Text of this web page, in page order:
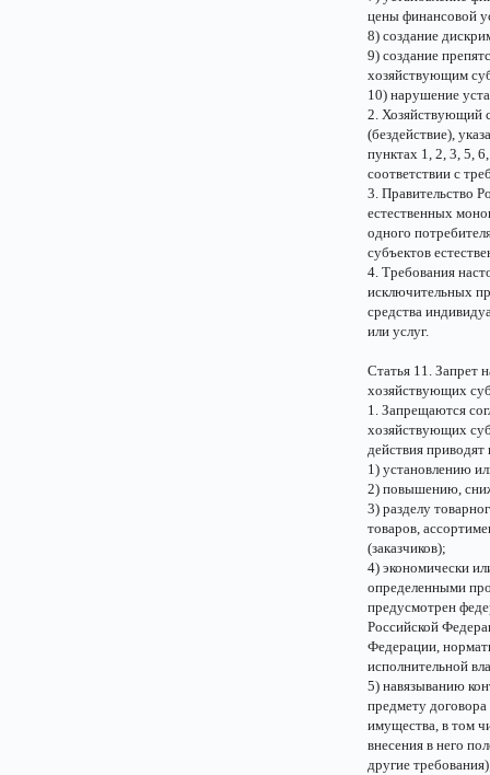
цены финансовой
8) создание
9) создание
хозяйствующим
10) нарушение
2. Хозяйствующий
(бездействие),
пунктах 1, 2, 3, 5,
соответствии с
3. Правительство
естественных
одного
субъектов
4. Требования
исключительных
средства
или услуг.
Статья 11. Запрет
хозяйствующих
1. Запрещаются
хозяйствующих
действия приводят
1) установлению
2) повышению,
3) разделу
товаров,
(заказчиков);
4) экономически
определенными
предусмотрен
Российской
Федерации,
исполнительной
5) навязыванию
предмету
имущества, в том
внесения в него
другие